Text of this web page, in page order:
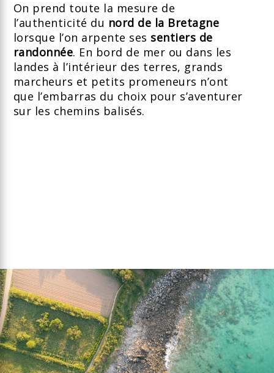
On prend toute la mesure de
l’authenticité du nord de la Bretagne
lorsque l’on arpente ses sentiers de
randonnée. En bord de mer ou dans les
landes à l’intérieur des terres, grands
marcheurs et petits promeneurs n’ont
que l’embarras du choix pour s’aventurer
sur les chemins balisés.